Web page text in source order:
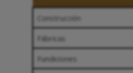
Construcción
Fábricas
Fundiciones